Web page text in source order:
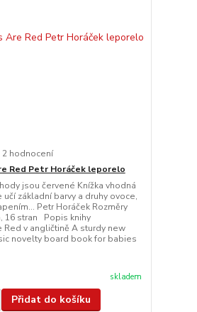
2 hodnocení
Red Petr Horáček leporelo
jsou červené Knížka vhodná
základní barvy a druhy ovoce,
Petr Horáček Rozměry
16 stran Popis knihy
Red v angličtině A sturdy new
novelty board book for babies
skladem
Přidat do košíku